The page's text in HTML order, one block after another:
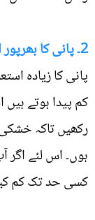
2۔ پانی کا بھرپور استعمال:
پانی کا زیادہ
کم پیدا ہوتے ہیں
رکھیں تاکہ
ہوں۔ اس لئے اگر
کسی حد تک کم